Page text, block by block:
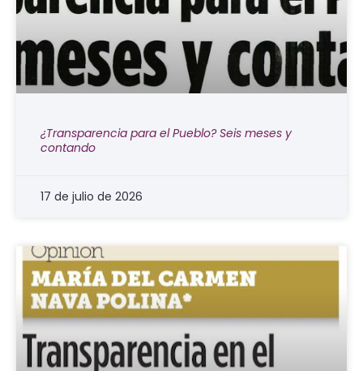
¿Transparencia para el Pueblo? Seis meses y
contando
17 de julio de 2026